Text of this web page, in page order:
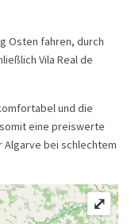
Osten fahren, durch
Vila Real de
und die
eine preiswerte
Algarve bei schlechtem
⤢